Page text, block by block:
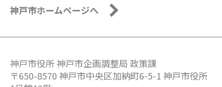
神戸市ホームページへ
神戸市役所 神戸市企画調整局 政策課
〒650-8570 神戸市中央区加納町6-5-1 神戸市役所